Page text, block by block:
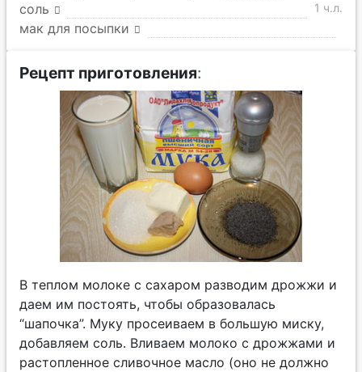
соль 1 ч.л.
мак для посыпки
Рецепт приготовления:
В теплом молоке с сахаром разводим дрожжи и
даем им постоять, чтобы образовалась
“шапочка”. Муку просеиваем в большую миску,
добавляем соль. Вливаем молоко с дрожжами и
растопленное сливочное масло (оно не должно